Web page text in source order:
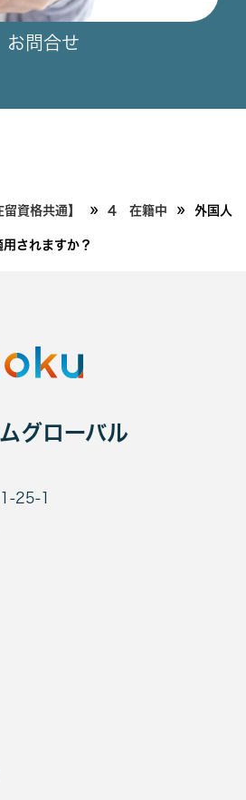
お問合せ
留資格共通】 » 4 在籍中 » 外国人
されますか？
グローバル
25-1